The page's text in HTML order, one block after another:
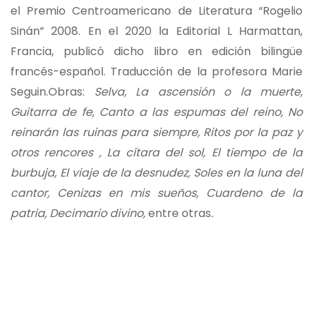
el Premio Centroamericano de Literatura “Rogelio
Sinán” 2008. En el 2020 la Editorial L Harmattan,
Francia, publicó dicho libro en edición bilingüe
francés-español. Traducción de la profesora Marie
Seguin.Obras: Selva, La ascensión o la muerte,
Guitarra de fe, Canto a las espumas del reino, No
reinarán las ruinas para siempre, Ritos por la paz y
otros rencores , La cítara del sol, El tiempo de la
burbuja, El viaje de la desnudez, Soles en la luna del
cantor, Cenizas en mis sueños, Cuardeno de la
patria, Decimario divino,entre otras.